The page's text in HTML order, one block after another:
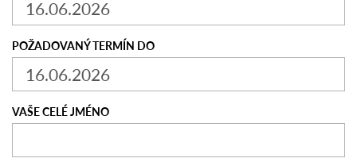
POŽADOVANÝ TERMÍN DO
VAŠE CELÉ JMÉNO